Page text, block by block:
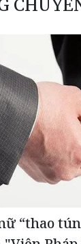
“thao
Pháp